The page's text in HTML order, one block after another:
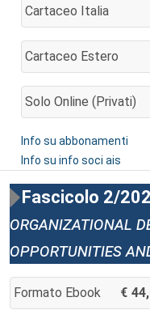
Cartaceo Italia
AGGIUNGI AL
Cartaceo Estero
AGGIUNGI AL
Solo Online (privati)
AGGIUNGI AL
Info su abbonamenti
Info su info soci ais
Fascicolo 2/
organizational
opportunities
Formato Ebook
AGGIUNGI AL